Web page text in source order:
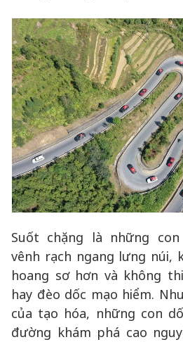
Suốt chặng là những
vênh rạch ngang lưng núi,
hoang sơ hơn và không
hay đèo dốc mạo hiểm.
của tạo hóa, những con
đường khám phá cao